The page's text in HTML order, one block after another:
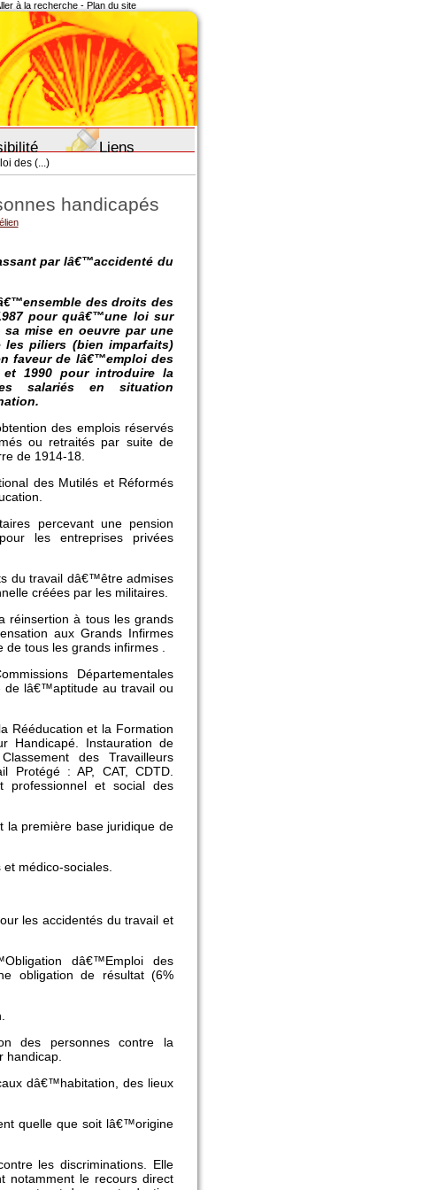
à la recherche - Plan du site
Liens
des (...)
handicapés
par lâ€™accidenté du
des droits des
pour quâ€™une loi sur
mise en oeuvre par une
piliers (bien imparfaits)
faveur de lâ€™emploi des
et 1990 pour introduire la
salariés en situation
des emplois réservés
ou retraités par suite de
de 1914-18.
des Mutilés et Réformés
percevant une pension
les entreprises privées
du travail dâ€™être admises
créées par les militaires.
à tous les grands
aux Grands Infirmes
tous les grands infirmes .
Départementales
de lâ€™aptitude au travail ou
Rééducation et la Formation
Handicapé. Instauration de
des Travailleurs
Protégé : AP, CAT, CDTD.
professionnel et social des
la première base juridique de
médico-sociales.
les accidentés du travail et
dâ€™Emploi des
obligation de résultat (6%
des personnes contre la
handicap.
dâ€™habitation, des lieux
quelle que soit lâ€™origine
les discriminations. Elle
notamment le recours direct